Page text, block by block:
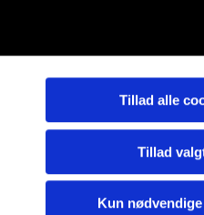
Tillad alle
Tillad
Kun